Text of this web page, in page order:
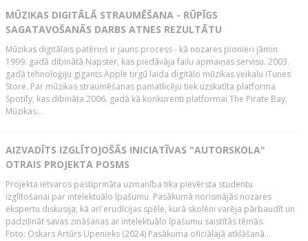
MŪZIKAS DIGITĀLĀ STRAUMĒŠANA - RŪPĪGS
SAGATAVOŠANĀS DARBS ATNES REZULTĀTU
Mūzikas digitālais patēriņš ir jauns process - kā nozares pionieri jāmin
1999. gadā dibinātā Napster, kas piedāvāja failu apmaiņas servisu. 2003.
gadā tehnoloģiju gigants Apple tirgū laida digitālo mūzikas veikalu iTunes
Store. Par mūzikas straumēšanas pamatlicēju tiek uzskatīta platforma
Spotify, kas dibināta 2006. gadā kā konkurenti platformai The Pirate Bay.
Mūzikas...
AIZVADĪTS IZGLĪTOJOŠĀS INICIATĪVAS "AUTORSKOLA"
OTRAIS PROJEKTA POSMS
Projekta ietvaros pastiprināta uzmanība tika pievērsta studentu
izglītošanai par intelektuālo īpašumu. Pasākumā norisinājās nozares
ekspertu diskusija, kā arī erudīcijas spēle, kurā skolēni varēja pārbaudīt un
padziļināt savas zināšanas ar intelektuālo īpašumu saistītās tēmās.
Foto: Oskars Artūrs Upenieks (2024) Pasākuma oficiālajā atklāšanā...